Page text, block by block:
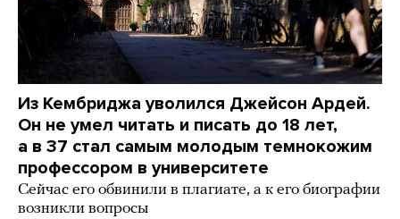
Из Кембриджа уволился Джейсон Ардей.
Он не умел читать и писать до 18 лет,
а в 37 стал самым молодым темнокожим
профессором в университете
Сейчас его обвинили в плагиате, а к его биографии
возникли вопросы